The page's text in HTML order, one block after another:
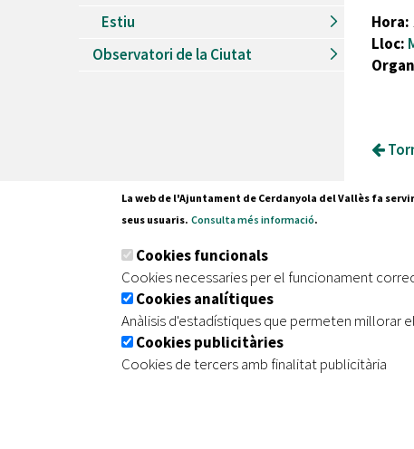
Estiu
Observatori de la Ciutat
Hora:
Lloc:
Tel. 935
| Avís legal | Protecció de dades
La web de l'Ajuntament de Cerdanyola del Vallès fa
seus usuaris. Consulta més informació.
Cookies funcionals
Cookies necessaries per el funcionament
Cookies analítiques
Anàlisis d'estadístiques que permeten millorar
Cookies publicitàries
Cookies de tercers amb finalitat publicitària